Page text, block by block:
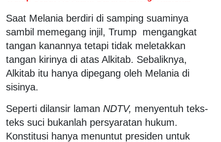
Saat Melania berdiri di samping suaminya
sambil memegang injil, Trump mengangkat
tangan kanannya tetapi tidak meletakkan
tangan kirinya di atas Alkitab. Sebaliknya,
Alkitab itu hanya dipegang oleh Melania di
sisinya.
Seperti dilansir laman NDTV, menyentuh teks-
teks suci bukanlah persyaratan hukum.
Konstitusi hanya menuntut presiden untuk